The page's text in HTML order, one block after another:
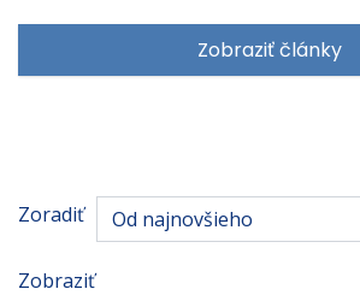
Zobraziť články
Zoradiť Od najnovšieho
Zobraziť